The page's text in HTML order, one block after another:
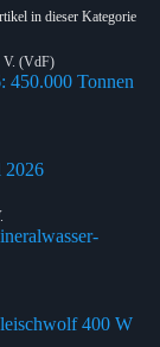
in dieser Kategorie
V. (VdF)
450.000 Tonnen
2026
400 W